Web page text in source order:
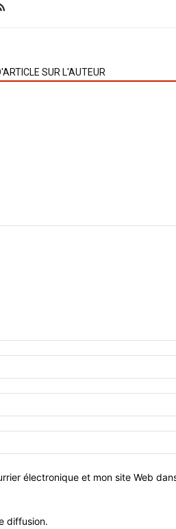
SUR L'AUTEUR
électronique et mon site Web
diffusion.